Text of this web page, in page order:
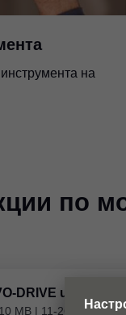
на
по
DRIVE uno для
10 MB | 11-26-2020